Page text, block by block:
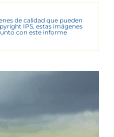
de calidad que pueden
IPS, estas imágenes
con este informe